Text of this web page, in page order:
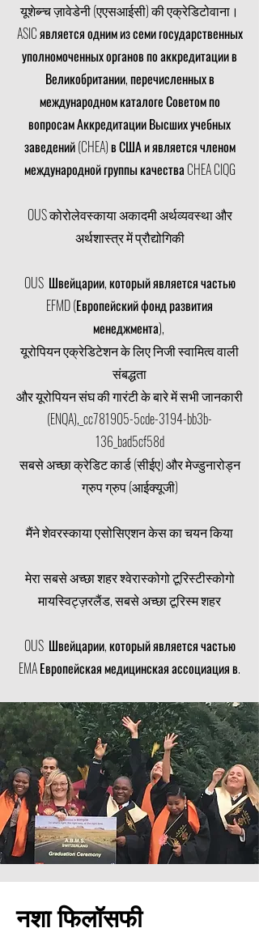
यूशेब्न्च ज़ावेडेनी (एएसआईसी) की एक्रेडिटोवाना।
ASIC является одним из семи государственных
уполномоченных органов по аккредитации в
Великобритании, перечисленных в
международном каталоге Советом по
вопросам Аккредитации Высших учебных
заведений (CHEA) в США и является членом
международной группы качества CHEA CIQG
OUS कोरोलेवस्काया अकादमी अर्थव्यवस्था और
अर्थशास्त्र में प्रौद्योगिकी
OUS Швейцарии, который является частью
EFMD (Европейский фонд развития
менеджмента),
यूरोपियन एक्रेडिटेशन के लिए निजी स्वामित्व वाली
संबद्धता
और यूरोपियन संघ की गारंटी के बारे में सभी जानकारी
(ENQA),_cc781905-5cde-3194-bb3b-
136_bad5cf58d
सबसे अच्छा क्रेडिट कार्ड (सीईए) और मेज्डुनारोड्न
ग्रुप ग्रुप (आईक्यूजी)
मैंने शेवरस्काया एसोसिएशन केस का चयन किया
मेरा सबसे अच्छा शहर श्वेरास्कोगो टूरिस्टीस्कोगो
मायस्विट्ज़रलैंड, सबसे अच्छा टूरिस्म शहर
OUS Швейцарии, который является частью
EMA Европейская медицинская ассоциация в.
नशा फिलॉसफी